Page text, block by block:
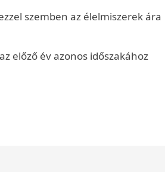
szemben az élelmiszerek ára
előző év azonos időszakához